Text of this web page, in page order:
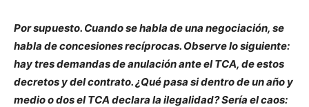
Por supuesto. Cuando se habla de una negociación, se
habla de concesiones recíprocas. Observe lo siguiente:
hay tres demandas de anulación ante el TCA, de estos
decretos y del contrato. ¿Qué pasa si dentro de un año y
medio o dos el TCA declara la ilegalidad? Sería el caos: